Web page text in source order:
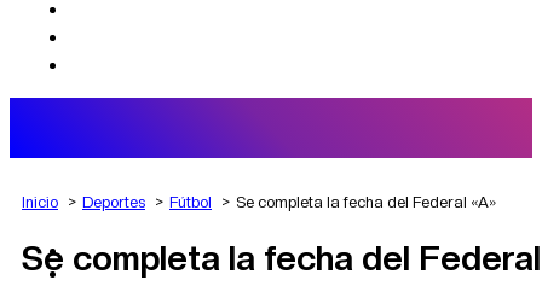
AGRO
DEPORTES
Inicio Deportes Fútbol Se completa la fecha del Federal «A»
Se completa la fecha del